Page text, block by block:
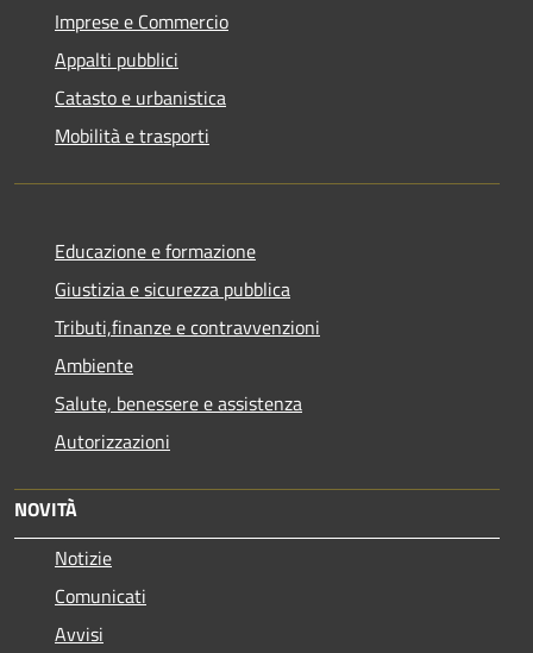
Imprese e Commercio
Appalti pubblici
Catasto e urbanistica
Mobilità e trasporti
Educazione e formazione
Giustizia e sicurezza pubblica
Tributi,finanze e contravvenzioni
Ambiente
Salute, benessere e assistenza
Autorizzazioni
NOVITÀ
Notizie
Comunicati
Avvisi